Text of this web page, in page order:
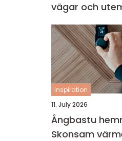
vägar och
inspiration
11. July 2026
Ångbastu
Skonsam